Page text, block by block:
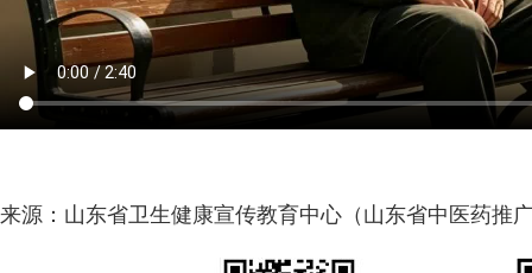
来源：山东省卫生健康宣传教育中心（山东省中医药推